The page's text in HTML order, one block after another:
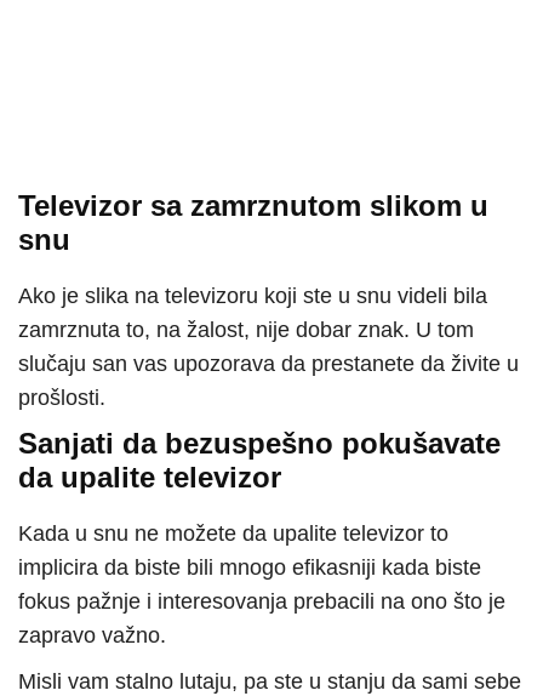
Televizor sa zamrznutom slikom u
snu
Ako je slika na televizoru koji ste u snu videli bila
zamrznuta to, na žalost, nije dobar znak. U tom
slučaju san vas upozorava da prestanete da živite u
prošlosti.
Sanjati da bezuspešno pokušavate
da upalite televizor
Kada u snu ne možete da upalite televizor to
implicira da biste bili mnogo efikasniji kada biste
fokus pažnje i interesovanja prebacili na ono što je
zapravo važno.
Misli vam stalno lutaju, pa ste u stanju da sami sebe